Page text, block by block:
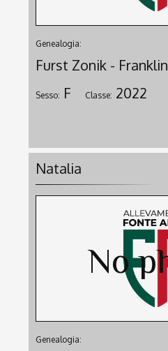
Genealogia:
Furst Zonik - Franklin
Sesso: F Classe: 2022
Natalia
Genealogia: